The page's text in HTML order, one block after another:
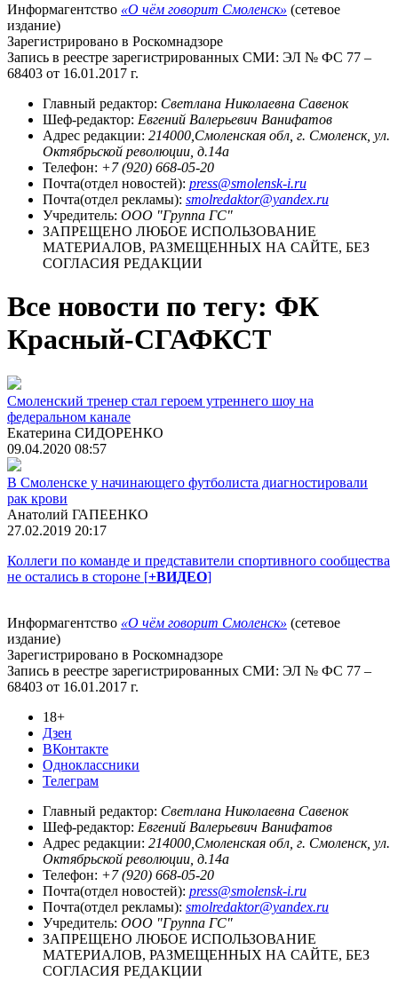
Информагентство «О чём говорит Смоленск» (сетевое
издание)
Зарегистрировано в Роскомнадзоре
Запись в реестре зарегистрированных СМИ: ЭЛ № ФС 77 –
68403 от 16.01.2017 г.
Главный редактор: Светлана Николаевна Савенок
Шеф-редактор: Евгений Валерьевич Ванифатов
Адрес редакции: 214000,Смоленская обл, г. Смоленск, ул.
Октябрьской революции, д.14а
Телефон: +7 (920) 668-05-20
Почта(отдел новостей): press@smolensk-i.ru
Почта(отдел рекламы): smolredaktor@yandex.ru
Учредитель: ООО "Группа ГС"
ЗАПРЕЩЕНО ЛЮБОЕ ИСПОЛЬЗОВАНИЕ
МАТЕРИАЛОВ, РАЗМЕЩЕННЫХ НА САЙТЕ, БЕЗ
СОГЛАСИЯ РЕДАКЦИИ
Все новости по тегу: ФК
Красный-СГАФКСТ
Смоленский тренер стал героем утреннего шоу на
федеральном канале
Екатерина СИДОРЕНКО
09.04.2020 08:57
В Смоленске у начинающего футболиста диагностировали
рак крови
Анатолий ГАПЕЕНКО
27.02.2019 20:17
Коллеги по команде и представители спортивного сообщества
не остались в стороне [+ВИДЕО]
Информагентство «О чём говорит Смоленск» (сетевое
издание)
Зарегистрировано в Роскомнадзоре
Запись в реестре зарегистрированных СМИ: ЭЛ № ФС 77 –
68403 от 16.01.2017 г.
18+
Дзен
ВКонтакте
Одноклассники
Телеграм
Главный редактор: Светлана Николаевна Савенок
Шеф-редактор: Евгений Валерьевич Ванифатов
Адрес редакции: 214000,Смоленская обл, г. Смоленск, ул.
Октябрьской революции, д.14а
Телефон: +7 (920) 668-05-20
Почта(отдел новостей): press@smolensk-i.ru
Почта(отдел рекламы): smolredaktor@yandex.ru
Учредитель: ООО "Группа ГС"
ЗАПРЕЩЕНО ЛЮБОЕ ИСПОЛЬЗОВАНИЕ
МАТЕРИАЛОВ, РАЗМЕЩЕННЫХ НА САЙТЕ, БЕЗ
СОГЛАСИЯ РЕДАКЦИИ